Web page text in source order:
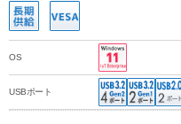
OS
USBポート